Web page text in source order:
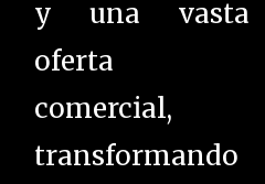
y una vasta
oferta
comercial,
transformando